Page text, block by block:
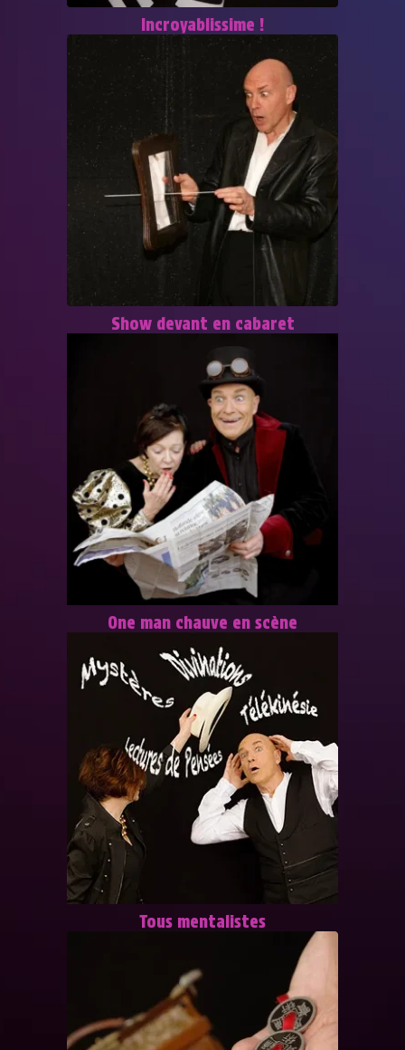
Incroyablissime !
Show devant en cabaret
One man chauve en scène
Tous mentalistes